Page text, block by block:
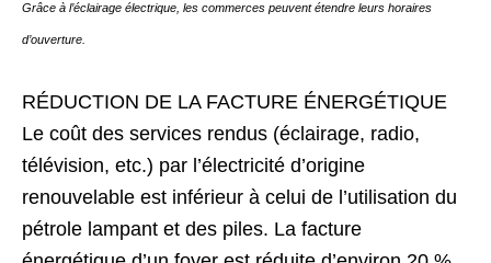
Grâce à l’éclairage électrique, les commerces peuvent étendre leurs horaires
d’ouverture.
RÉDUCTION DE LA FACTURE ÉNERGÉTIQUE
Le coût des services rendus (éclairage, radio,
télévision, etc.) par l’électricité d’origine
renouvelable est inférieur à celui de l’utilisation du
pétrole lampant et des piles. La facture